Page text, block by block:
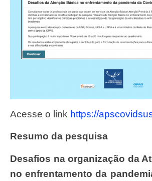
Acesse o link https://
Resumo da pesquisa
Desafios na organização da Atenção Básica
no enfrentamento da